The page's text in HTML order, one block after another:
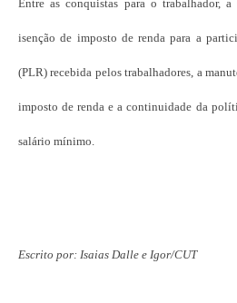
Entre as conquistas para o trabalhador,
isenção de imposto de renda para a
(PLR) recebida pelos trabalhadores, a
imposto de renda e a continuidade da
salário mínimo.
Escrito por: Isaias Dalle e Igor/CUT